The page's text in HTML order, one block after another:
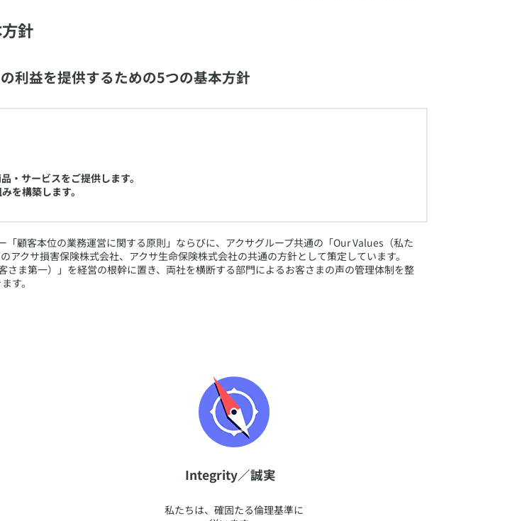
針
利益を提供するための5つの基本方針
・サービスをご提供します。
を構築します。
顧客本位の業務運営に関する原則」ならびに、アクサグループ共通の「Our Values（私た
クサ損害保険株式会社、アクサ生命保険株式会社の共通の方針として策定しています。
ま第一）」を経営の根幹に置き、両社を横断する部門によるお客さまの声の管理体制を整
す。
​Integrity／誠実
​私たちは、確固たる倫理基準に